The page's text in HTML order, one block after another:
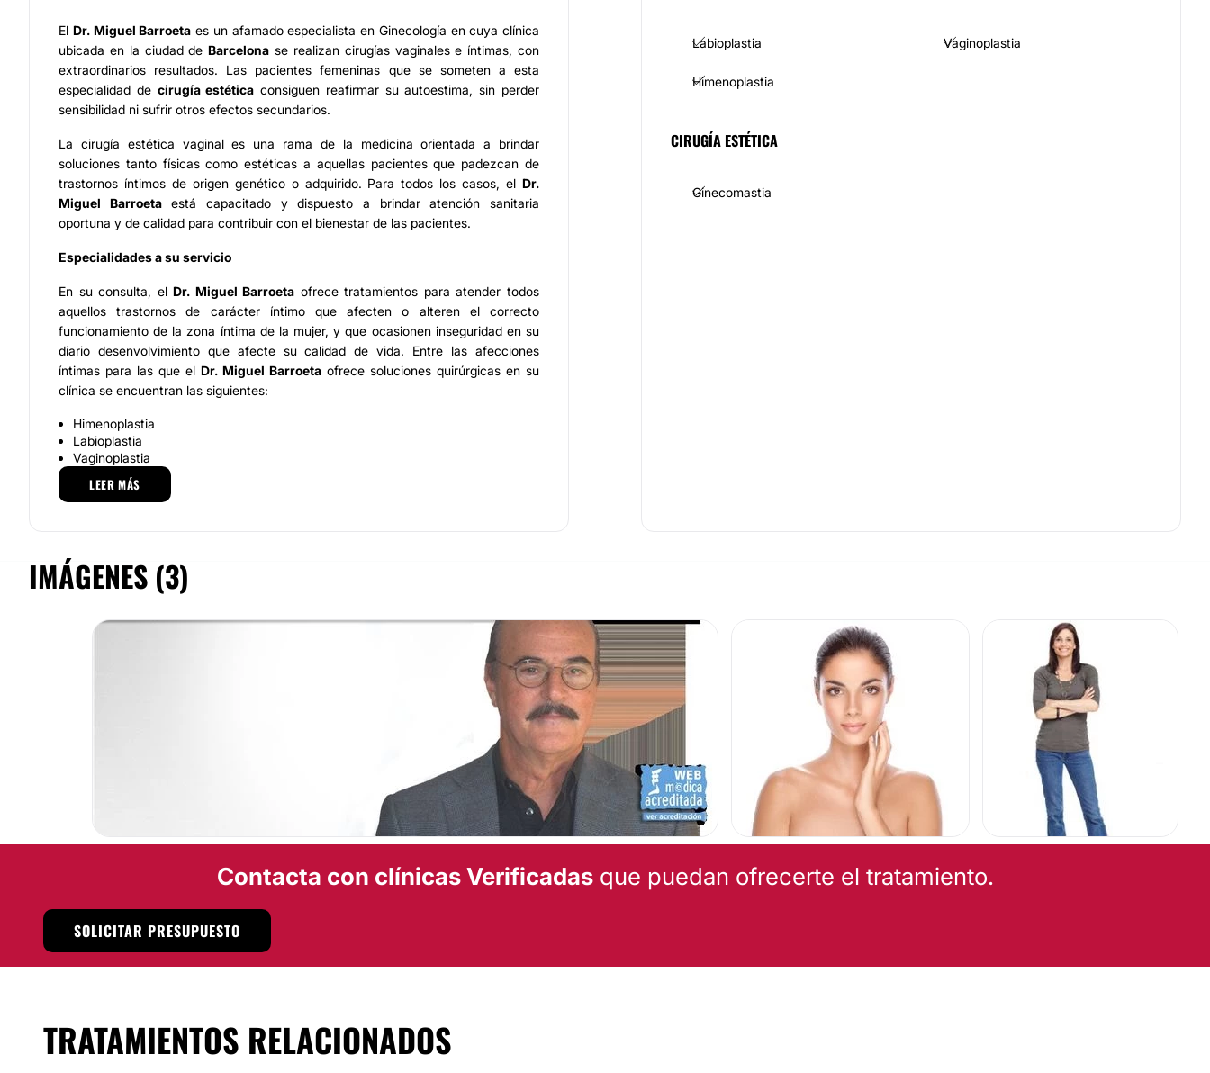
El Dr. Miguel Barroeta es un afamado especialista en Ginecología en cuya clínica
ubicada en la ciudad deBarcelona se realizan cirugías vaginales e íntimas, con
extraordinarios resultados. Las pacientes femeninas que se someten a esta
especialidad de cirugía estética consiguen reafirmar su autoestima, sin perder
sensibilidad ni sufrir otros efectos secundarios.
La cirugía estética vaginal es una rama de la medicina orientada a brindar
soluciones tanto físicas como estéticas a aquellas pacientes que padezcan de
trastornos íntimos de origen genético o adquirido. Para todos los casos, el Dr.
Miguel Barroetaestá capacitado y dispuesto a brindar atención sanitaria
oportuna y de calidad para contribuir con el bienestar de las pacientes.
Especialidades a su servicio
En su consulta, elDr. Miguel Barroeta ofrece tratamientos para atender todos
aquellos trastornos de carácter íntimo que afecten o alteren el correcto
funcionamiento de la zona íntima de la mujer, y que ocasionen inseguridad en su
diario desenvolvimiento que afecte su calidad de vida. Entre las afecciones
íntimas para las que el Dr. Miguel Barroeta ofrece soluciones quirúrgicas en su
clínica se encuentran las siguientes:
Himenoplastia
Labioplastia
Vaginoplastia
Incontinencia de orina
Equipo facultativo e instalaciones
treinta años de trayectoria profesional. El Dr. Barroeta Gil junto a sus
colaboradores están altamente calificados para ofrecer resultados seguros e
cada caso. Los espacios de la clínica están diseñados para brindar comodidad a
los pacientes, ya que se trata de unas instalaciones en las que proporcionar
confianza a las pacientes es igual de importante que los resultados físicos
La clínica Cirugía Vaginal Avanzada cuenta con una inmejorable ubicación en la
. Se trata de un espacio especialmente diseñado para que la
relación entre paciente y cirujano sea fluida y cómoda. Además, dispone de todo
el equipamiento tecnológico de última generación disponible en el mercado.
Posibilidad de videoconsulta:
Financiación o facilidades de pago:
No
LEER MÁS
Labioplastia Vaginoplastia
Himenoplastia
CIRUGÍA ESTÉTICA
Ginecomastia
IMÁGENES (3)
Contacta con clínicas Verificadasque puedan ofrecerte el tratamiento.
SOLICITAR PRESUPUESTO
TRATAMIENTOS RELACIONADOS